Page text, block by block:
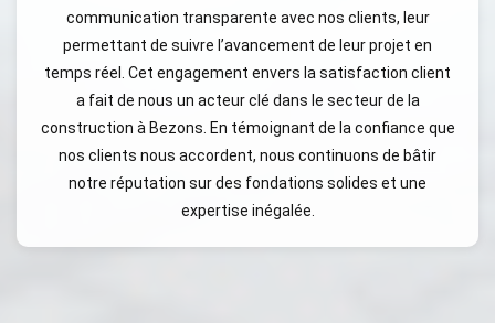
communication transparente avec nos clients, leur
permettant de suivre l’avancement de leur projet en
temps réel. Cet engagement envers la satisfaction client
a fait de nous un acteur clé dans le secteur de la
construction à Bezons. En témoignant de la confiance que
nos clients nous accordent, nous continuons de bâtir
notre réputation sur des fondations solides et une
expertise inégalée.